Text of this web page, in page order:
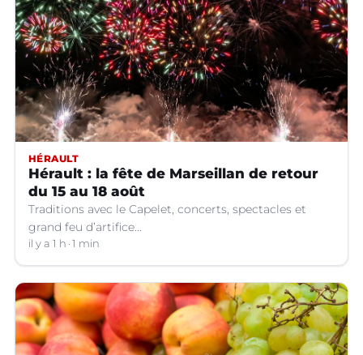
HÉRAULT
Hérault : la fête de Marseillan de retour
du 15 au 18 août
Traditions avec le Capelet, concerts, spectacles et
grand feu d’artifice...
il y a 1 h 1 min